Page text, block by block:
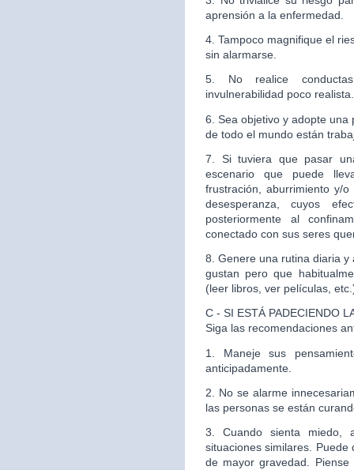
aprensión a la enfermedad.
4. Tampoco magnifique el
sin alarmarse.
5. No realice
invulnerabilidad poco realista.
6. Sea objetivo y adopte una
de todo el mundo están
7. Si tuviera que pasar
escenario que puede
frustración, aburrimiento y/
desesperanza, cuyos
posteriormente al
conectado con sus seres
8. Genere una rutina diaria
gustan pero que
(leer libros, ver películas,
C - SI ESTÁ PADECIENDO
Siga las recomendaciones
1. Maneje sus
anticipadamente.
2. No se alarme
las personas se están
3. Cuando sienta miedo,
situaciones similares.
de mayor gravedad.